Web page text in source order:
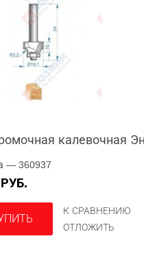
калевочная
— 360937
РУБ.
К СРАВНЕНИЮ
ОТЛОЖИТЬ